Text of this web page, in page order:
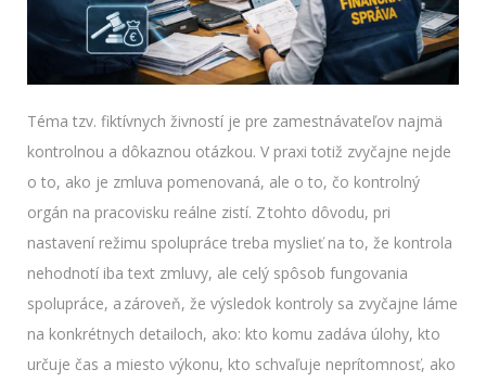
Téma tzv. fiktívnych živností je pre zamestnávateľov najmä
kontrolnou a dôkaznou otázkou. V praxi totiž zvyčajne nejde
o to, ako je zmluva pomenovaná, ale o to, čo kontrolný
orgán na pracovisku reálne zistí. Z tohto dôvodu, pri
nastavení režimu spolupráce treba myslieť na to, že kontrola
nehodnotí iba text zmluvy, ale celý spôsob fungovania
spolupráce, a zároveň, že výsledok kontroly sa zvyčajne láme
na konkrétnych detailoch, ako: kto komu zadáva úlohy, kto
určuje čas a miesto výkonu, kto schvaľuje neprítomnosť, ako